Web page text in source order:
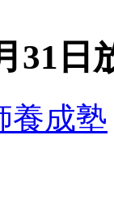
31日
養成塾